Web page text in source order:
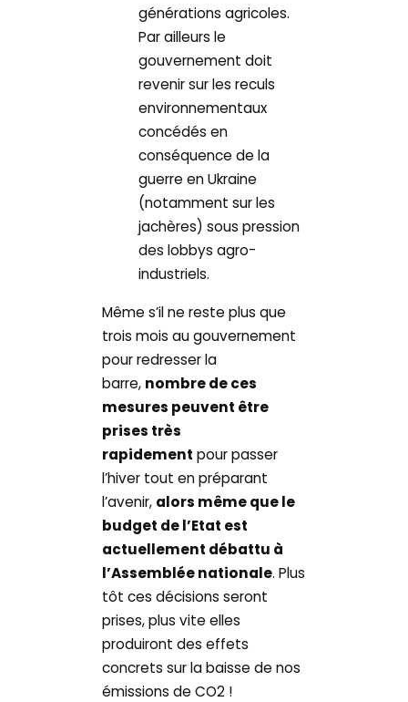
générations agricoles.
Par ailleurs le
gouvernement doit
revenir sur les reculs
environnementaux
concédés en
conséquence de la
guerre en Ukraine
(notamment sur les
jachères) sous pression
des lobbys agro-
industriels.
Même s’il ne reste plus que
trois mois au gouvernement
pour redresser la
barre, nombre de ces
mesures peuvent être
prises très
rapidement pour passer
l’hiver tout en préparant
l’avenir, alors même que le
budget de l’Etat est
actuellement débattu à
l’Assemblée nationale. Plus
tôt ces décisions seront
prises, plus vite elles
produiront des effets
concrets sur la baisse de nos
émissions de CO2 !